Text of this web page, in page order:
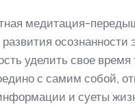
медитация-
осознанности
уделить свое время
с самим собой,
и суеты